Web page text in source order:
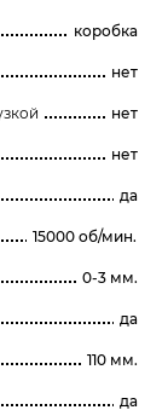
коробка
нет
нет
нет
да
15000 об/мин.
0-3 мм.
да
110 мм.
да